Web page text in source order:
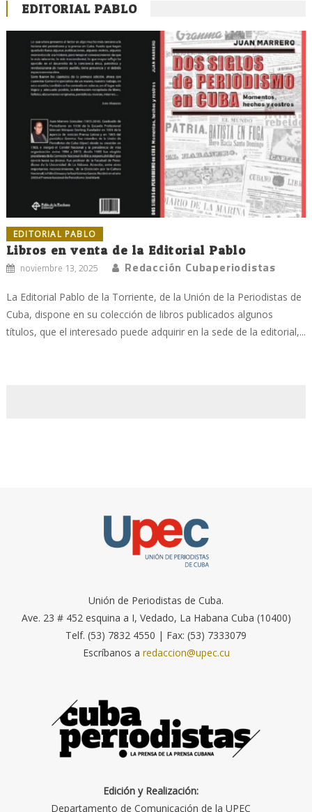
EDITORIAL PABLO
EDITORIAL PABLO
Libros en venta de la Editorial Pablo
noviembre 13, 2025 Redacción Cubaperiodistas
La Editorial Pablo de la Torriente, de la Unión de la Periodistas de
Cuba, dispone en su colección de libros publicados algunos
títulos, que el interesado puede adquirir en la sede de la editorial,...
Unión de Periodistas de Cuba.
Ave. 23 # 452 esquina a I, Vedado, La Habana Cuba (10400)
Telf. (53) 7832 4550 | Fax: (53) 7333079
Escríbanos a redaccion@upec.cu
Edición y Realización:
Departamento de Comunicación de la UPEC